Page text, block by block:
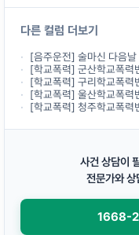
다른 컬럼 더보기
[음주운전] 술마신 다음날 운전, 숙
[학교폭력] 군산학교폭력변호사상담, 쌍방폭행이
[학교폭력] 구리학교폭력변호사상담, 돈을
[학교폭력] 울산학교폭력변호사상담, 장난으로
[학교폭력] 청주학교폭력변호사상담, 한 번 밀
사건 상담이
전문가와 상
1668-